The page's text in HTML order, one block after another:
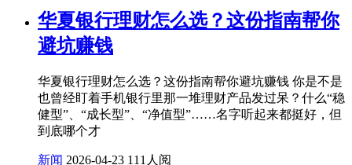
华夏银行理财怎么选？这份指南帮你
避坑赚钱
华夏银行理财怎么选？这份指南帮你避坑赚钱 你是不是
也曾经盯着手机银行里那一堆理财产品发过呆？什么“稳
健型”、“成长型”、“净值型”……名字听起来都挺好，但
到底哪个才
新闻 2026-04-23 111人阅